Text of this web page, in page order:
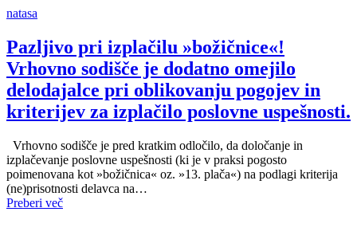
natasa
Pazljivo pri izplačilu »božičnice«!
Vrhovno sodišče je dodatno omejilo
delodajalce pri oblikovanju pogojev in
kriterijev za izplačilo poslovne uspešnosti.
Vrhovno sodišče je pred kratkim odločilo, da določanje in
izplačevanje poslovne uspešnosti (ki je v praksi pogosto
poimenovana kot »božičnica« oz. »13. plača«) na podlagi kriterija
(ne)prisotnosti delavca na…
Preberi več